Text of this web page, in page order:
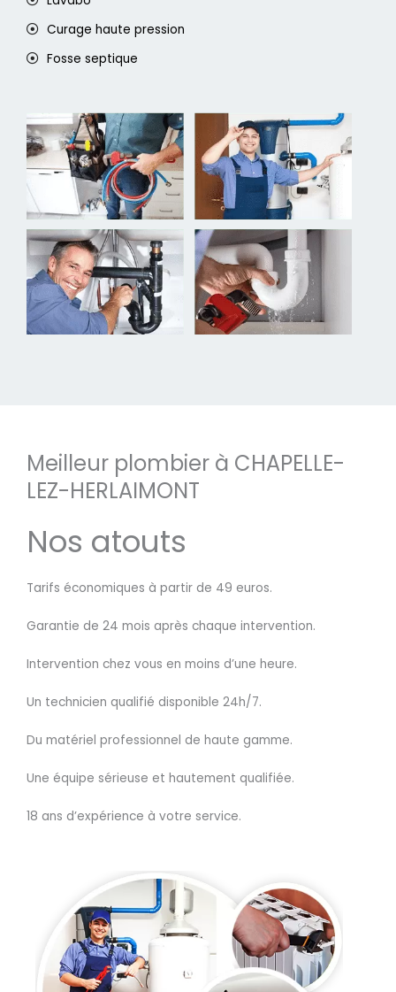
Curage haute pression
Fosse septique
Meilleur plombier à CHAPELLE-
LEZ-HERLAIMONT
Nos atouts
Tarifs économiques à partir de 49 euros.
Garantie de 24 mois après chaque intervention.
Intervention chez vous en moins d’une heure.
Un technicien qualifié disponible 24h/7.
Du matériel professionnel de haute gamme.
Une équipe sérieuse et hautement qualifiée.
18 ans d’expérience à votre service.